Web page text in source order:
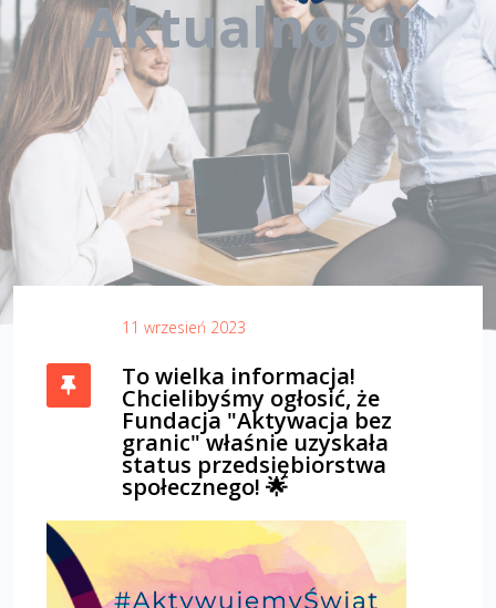
Aktualności
11 wrzesień 2023
To wielka informacja!
Chcielibyśmy ogłosić, że
Fundacja "Aktywacja bez
granic" właśnie uzyskała
status przedsiębiorstwa
społecznego! 🌟